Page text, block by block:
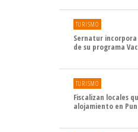
TURISMO
Sernatur
de su programa
TURISMO
Fiscalizan locales
alojamiento en